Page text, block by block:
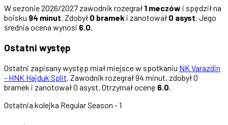
W sezonie 2026/2027 zawodnik rozegrał 1 meczów i spędził na
boisku 94 minut. Zdobył 0 bramek i zanotował 0 asyst. Jego
średnia ocena wynosi 6.0.
Ostatni występ
Ostatni zapisany występ miał miejsce w spotkaniu NK Varazdin
- HNK Hajduk Split . Zawodnik rozegrał 94 minut, zdobył 0
bramek i zanotował 0 asyst. Otrzymał ocenę 6.0
Ostatnia kolejka Regular Season - 1